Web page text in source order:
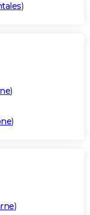
)
)
)
)